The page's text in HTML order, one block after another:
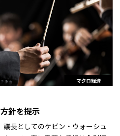
マクロ経済
針を提示
長としてのケビン・ウォーシュ